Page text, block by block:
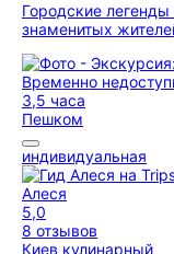
Городские
знаменитых
Временно
3,5 часа
Пешком
индивидуальная
Алеся
5,0
8 отзывов
Киев кулинарный